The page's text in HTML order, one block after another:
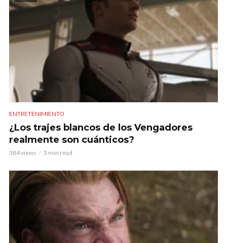
ENTRETENIMIENTO
¿Los trajes blancos de los Vengadores
realmente son cuánticos?
384 views 3 min read